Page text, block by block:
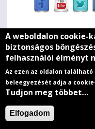
Zöld szív
Médiaajánlat
Adatkezelési
Impresszum
A weboldalon cookie-
biztonságos
felhasználói élményt
Az ezen az oldalon
beleegyezését adja a
Tudjon meg többet…
Elfogadom